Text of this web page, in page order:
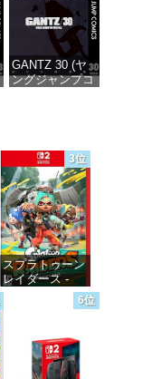
GANTZ 30 (ヤ
ングジャンプコ
3位
スプラトゥーン
レイダース -
Switch2
6位